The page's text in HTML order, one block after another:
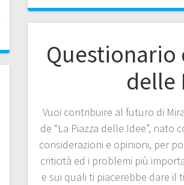
Questionario
delle
Vuoi contribuire al futuro di
de “La Piazza delle Idee”, nato
considerazioni e opinioni, per
criticità ed i problemi più
e sui quali ti piacerebbe dare il